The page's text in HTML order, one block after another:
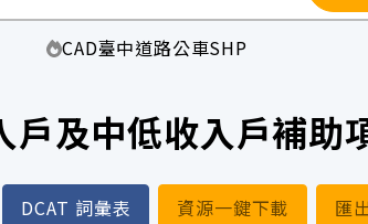
CAD臺中道路公車SHP
戶及中低收入戶補助
DCAT 詞彙表 資源一鍵下載 匯